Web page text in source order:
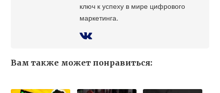
ключ к успеху в мире цифрового
маркетинга.
Вам также может понравиться: